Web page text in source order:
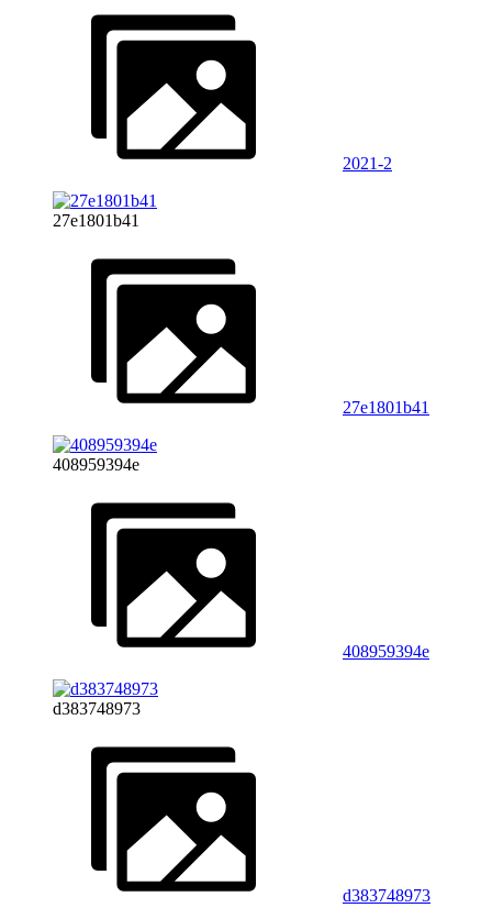
2021-2
27e1801b41
27e1801b41
408959394e
408959394e
d383748973
d383748973